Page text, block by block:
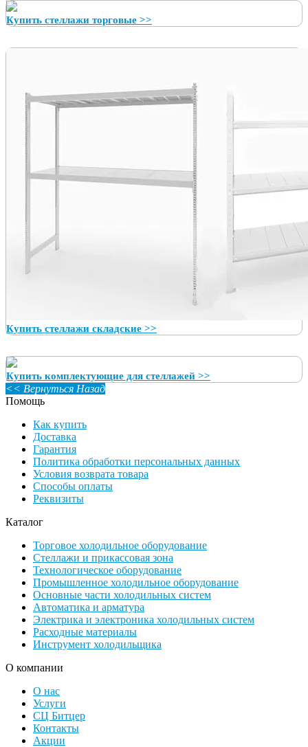
Купить стеллажи торговые >>
Купить стеллажи складские >>
Купить комплектующие для стеллажей >>
<< Вернуться Назад
Помощь
Как купить
Доставка
Гарантия
Политика обработки персональных данных
Условия возврата товара
Способы оплаты
Реквизиты
Каталог
Торговое холодильное оборудование
Стеллажи и прикассовая зона
Технологическое оборудование
Промышленное холодильное оборудование
Основные части холодильных систем
Автоматика и арматура
Электрика и электроника холодильных систем
Расходные материалы
Инструмент холодильщика
О компании
О нас
Услуги
СЦ Битцер
Контакты
Акции